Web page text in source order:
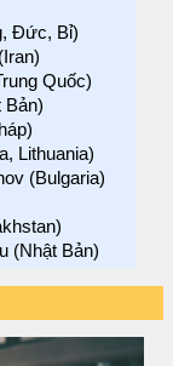
Đức, Bỉ)
Quốc)
Bản)
Lithuania)
(Bulgaria)
(Nhật Bản)